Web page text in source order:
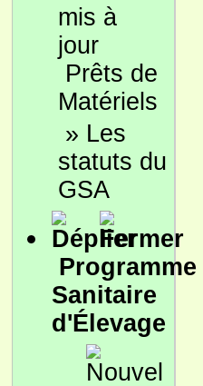
Prêts de
Matériels
» Les
statuts du
GSA
Programme
Sanitaire
d'Élevage